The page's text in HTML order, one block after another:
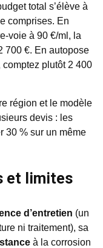
total s’élève à
comprises. En
voie à 90 €/ml, la
700 €. En autopose
comptez plutôt 2 400
région et le modèle
devis : les
30 % sur un même
et limites
d’entretien (un
ni traitement), sa
à la corrosion